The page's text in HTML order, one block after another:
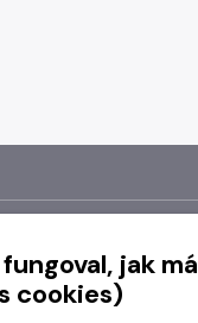
jak má
cookies)